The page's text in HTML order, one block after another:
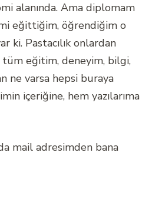
alanında. Ama diplomam
eğittiğim, öğrendiğim o
ki. Pastacılık onlardan
eğitim, deneyim, bilgi,
ne varsa hepsi buraya
içeriğine, hem yazılarıma
mail adresimden bana